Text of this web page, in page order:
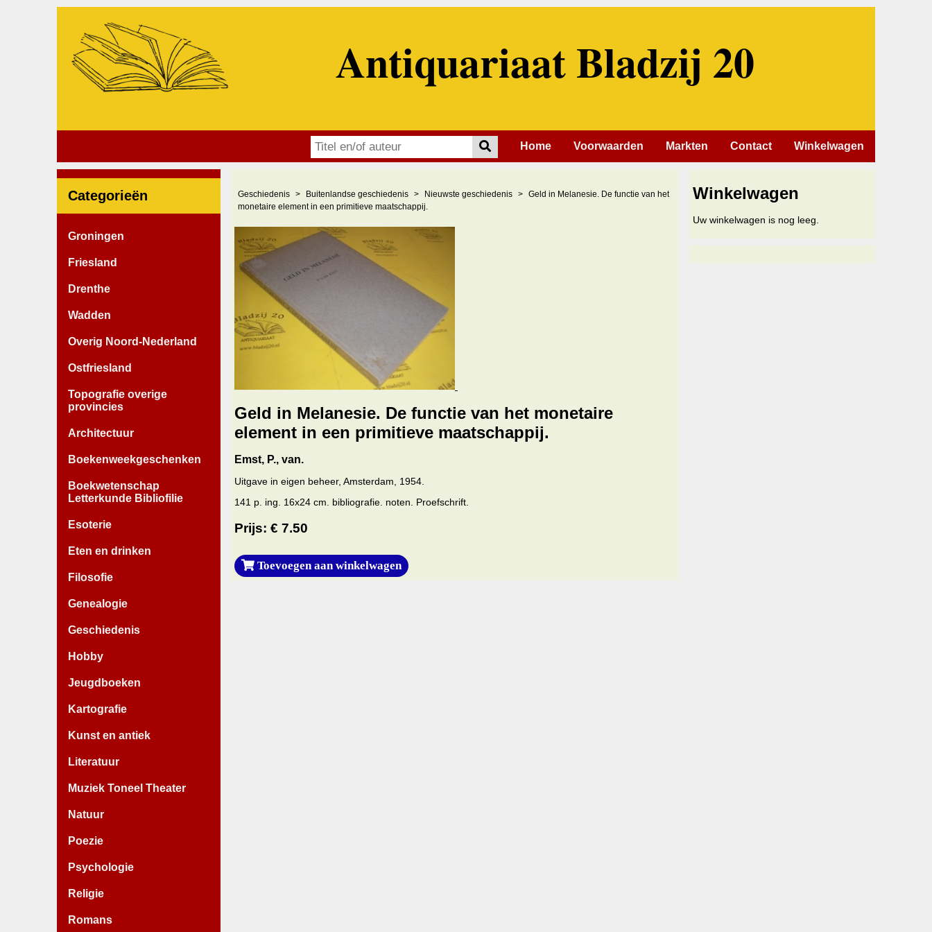
Antiquariaat Bladzij 20
Winkelwagen
Contact
Markten
Voorwaarden
Home
Categorieën
Groningen
Friesland
Drenthe
Wadden
Overig Noord-Nederland
Ostfriesland
Topografie overige
provincies
Architectuur
Boekenweekgeschenken
Boekwetenschap
Letterkunde Bibliofilie
Esoterie
Eten en drinken
Filosofie
Genealogie
Geschiedenis
Hobby
Jeugdboeken
Kartografie
Kunst en antiek
Literatuur
Muziek Toneel Theater
Natuur
Poezie
Psychologie
Religie
Romans
Geschiedenis Buitenlandse geschiedenis Nieuwste geschiedenis
Geld in Melanesie. De functie van het
monetaire element in een primitieve maatschappij.
Geld in Melanesie. De functie van het monetaire
element in een primitieve maatschappij.
Emst, P., van.
Uitgave in eigen beheer, Amsterdam, 1954.
141 p. ing. 16x24 cm. bibliografie. noten. Proefschrift.
Prijs: € 7.50
Toevoegen aan winkelwagen
Winkelwagen
Uw winkelwagen is nog leeg.